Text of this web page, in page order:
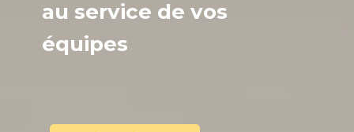
au service de vos
équipes